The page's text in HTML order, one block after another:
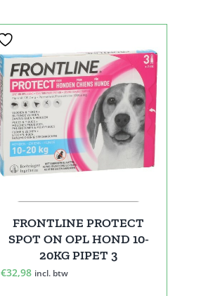
FRONTLINE PROTECT
SPOT ON OPL HOND 10-
20KG PIPET 3
€32,98 incl. btw